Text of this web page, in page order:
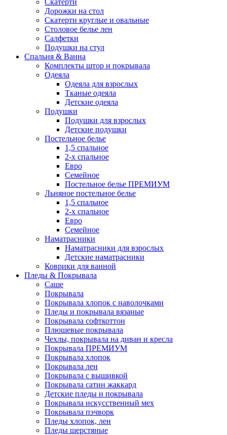
Скатерти
Дорожки на стол
Скатерти круглые и овальные
Столовое белье лен
Салфетки
Подушки на стул
Спальня & Ванна
Комплекты штор и покрывала
Одеяла
Одеяла для взрослых
Тканые одеяла
Детские одеяла
Подушки
Подушки для взрослых
Детские подушки
Постельное белье
1,5 спальное
2-х спальное
Евро
Семейное
Постельное белье ПРЕМИУМ
Льняное постельное белье
1,5 спальное
2-х спальное
Евро
Семейное
Наматрасники
Наматрасники для взрослых
Детские наматрасники
Коврики для ванной
Пледы & Покрывала
Саше
Покрывала
Покрывала хлопок с наволочками
Пледы и покрывала вязаные
Покрывала софткоттон
Плюшевые покрывала
Чехлы, покрывала на диван и кресла
Покрывала ПРЕМИУМ
Покрывала хлопок
Покрывала лен
Покрывала с вышивкой
Покрывала сатин жаккард
Детские пледы и покрывала
Покрывала искусственный мех
Покрывала пэчворк
Пледы хлопок, лен
Пледы шерстяные